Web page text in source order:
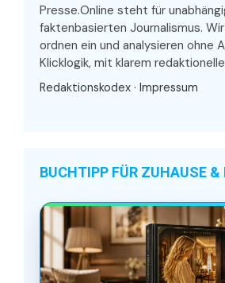
Presse.Online steht für
faktenbasierten Journalismus.
ordnen ein und analysieren ohne
Klicklogik, mit klarem
Redaktionskodex · Impressum
BUCHTIPP FÜR ZUHAUSE &